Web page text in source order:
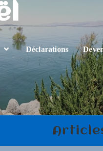
Déclarations